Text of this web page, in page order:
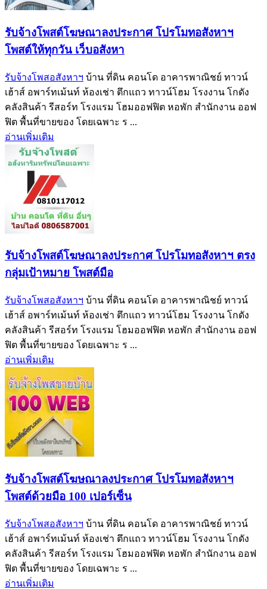
รับจ้างโพสต์โฆษณาลงประกาศ โปรโมทอสังหาฯ
โพสต์ให้ทุกวัน เว็บอสังหา
รับจ้างโพสอสังหาฯ บ้าน ที่ดิน คอนโด อาคารพาณิชย์ ทาวน์
เฮ้าส์ อพาร์ทเม้นท์ ห้องเช่า ตึกแถว ทาวน์โฮม โรงงาน โกดัง
คลังสินค้า รีสอร์ท โรงแรม โฮมออฟฟิต หอพัก สำนักงาน ออฟ
ฟิต พื้นที่ขายของ โดยเฉพาะ ร ...
อ่านเพิ่มเติม
รับจ้างโพสต์โฆษณาลงประกาศ โปรโมทอสังหาฯ ตรง
กลุ่มเป้าหมาย โพสต์มือ
รับจ้างโพสอสังหาฯ บ้าน ที่ดิน คอนโด อาคารพาณิชย์ ทาวน์
เฮ้าส์ อพาร์ทเม้นท์ ห้องเช่า ตึกแถว ทาวน์โฮม โรงงาน โกดัง
คลังสินค้า รีสอร์ท โรงแรม โฮมออฟฟิต หอพัก สำนักงาน ออฟ
ฟิต พื้นที่ขายของ โดยเฉพาะ ร ...
อ่านเพิ่มเติม
รับจ้างโพสต์โฆษณาลงประกาศ โปรโมทอสังหาฯ
โพสต์ด้วยมือ 100 เปอร์เซ็น
รับจ้างโพสอสังหาฯ บ้าน ที่ดิน คอนโด อาคารพาณิชย์ ทาวน์
เฮ้าส์ อพาร์ทเม้นท์ ห้องเช่า ตึกแถว ทาวน์โฮม โรงงาน โกดัง
คลังสินค้า รีสอร์ท โรงแรม โฮมออฟฟิต หอพัก สำนักงาน ออฟ
ฟิต พื้นที่ขายของ โดยเฉพาะ ร ...
อ่านเพิ่มเติม